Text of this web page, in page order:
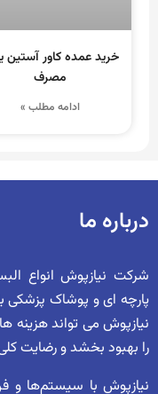
خرید عمده کاور آستین
مصرف
ادامه مطلب »
درباره ما
شرکت نیازپوش انواع
پارچه ای و پوشاک پزشکی
نیازپوش می تواند هزینه
را بهبود بخشد و رضایت کلی
نیازپوش با سیستم‌ها و